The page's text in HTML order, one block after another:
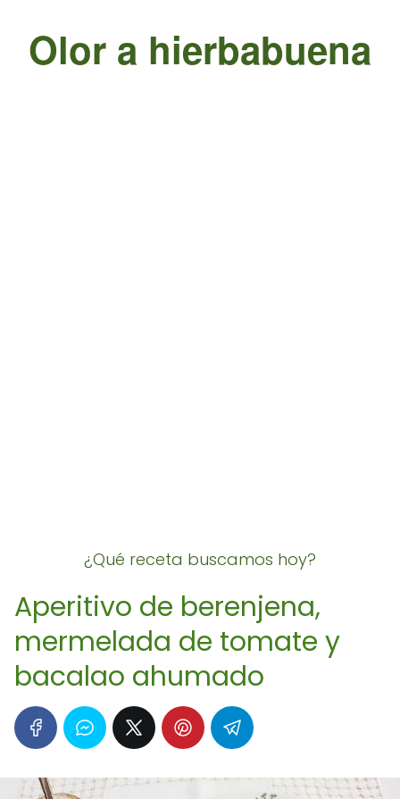
Olor a hierbabuena
¿Qué receta buscamos hoy?
Aperitivo de berenjena,
mermelada de tomate y
bacalao ahumado